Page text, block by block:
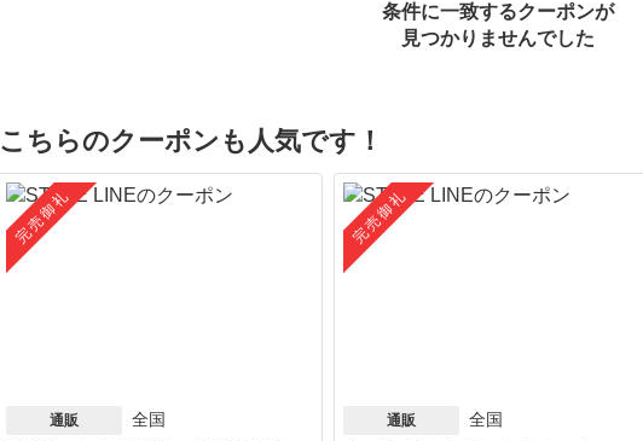
条件に一致するクーポンが
見つかりませんでした
こちらのクーポンも人気です！
完売御礼
通販 全国
完売御礼
通販 全国